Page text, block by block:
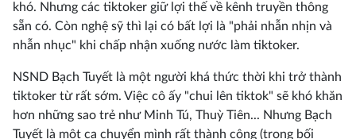
khó. Nhưng các tiktoker giữ lợi thế về kênh truyền thông
sẵn có. Còn nghệ sỹ thì lại có bất lợi là "phải nhẫn nhịn và
nhẫn nhục" khi chấp nhận xuống nước làm tiktoker.
NSND Bạch Tuyết là một người khá thức thời khi trở thành
tiktoker từ rất sớm. Việc cô ấy "chui lên tiktok" sẽ khó khăn
hơn những sao trẻ như Minh Tú, Thuỳ Tiên... Nhưng Bạch
Tuyết là một ca chuyển mình rất thành công (trong bối